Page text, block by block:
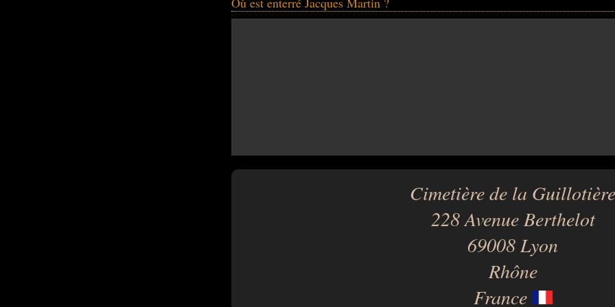
Cimetière de la Guillotière
228 Avenue Berthelot
69008 Lyon
Rhône
France